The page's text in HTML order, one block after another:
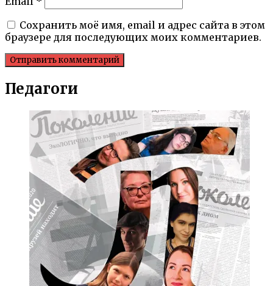
Сохранить моё имя, email и адрес сайта в этом
браузере для последующих моих комментариев.
Педагоги